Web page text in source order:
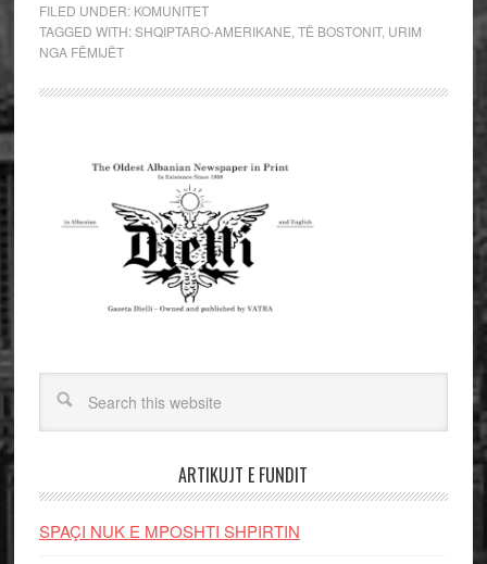
FILED UNDER: KOMUNITET
TAGGED WITH:SHQIPTARO-AMERIKANE TË BOSTONIT, URIM
NGA FËMIJËT
ARTIKUJT E FUNDIT
SPAÇI NUK E MPOSHTI SHPIRTIN